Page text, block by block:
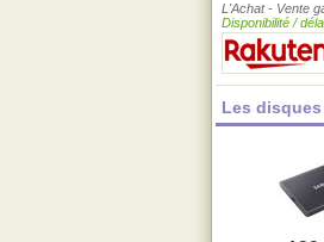
L'Achat - Vente
Disponibilité /
Les